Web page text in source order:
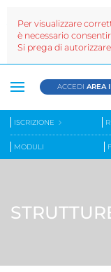
ACCEDIAREA
ISCRIZIONE
MODULI
Per visualizzare
è necessario
Si prega di